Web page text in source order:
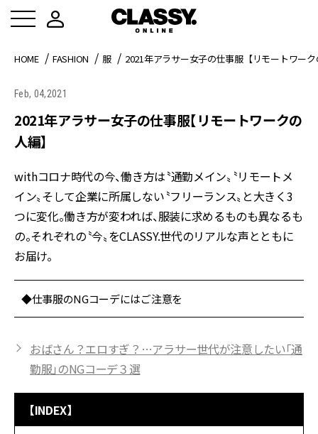
HOME FASHION 服 2021年アラサー女子の仕事服【リモートワー
Feb, 04,2021
2021年アラサー女子の仕事服【リモートワークの
人編】
withコロナ時代の今、働き方は〝通勤メイン〟〝リモートメ
イン〟そして企業に所属しない〝フリーランス〟と大きく3
つに変化。働き方が変われば、服装に求めるものも異なるも
の。それぞれの〝今〟をCLASSY.世代のリアルな声とともに
お届け。
◆仕事服のNGコーデにはご注意を
おばさん？エロすぎ？…アラサー世代が注意したい「通
勤服」のNGコーデ３選
【INDEX】